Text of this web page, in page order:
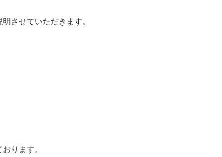
させていただきます。
ります。